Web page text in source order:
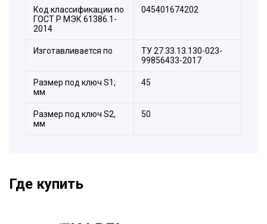
1. Корпус.
2. Уплотнитель трубы.
4. Цанговое зажимное кольцо.
Код классификации по
ГОСТ Р МЭК 61386.1-
2014
045401674202
Изготавливается по
ТУ 27.33.13.130-023-
99856433-2017
Размер под ключ S1,
мм
45
Размер под ключ S2,
мм
50
Где купить